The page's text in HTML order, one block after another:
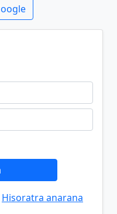
Hisoratra anarana